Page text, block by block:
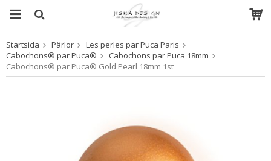
Produkten har blivit tillagd i varukorgen
Startsida Pärlor
Les perles par Puca Paris
Cabochons® par Puca®
Cabochons par Puca 18mm
Cabochons® par Puca® Gold Pearl 18mm 1st